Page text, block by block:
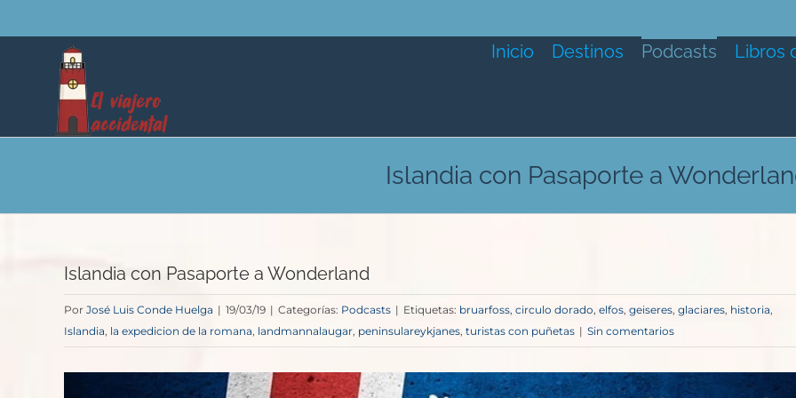
al
contenido
Inicio Destinos Podcasts Libros
Islandia con Pasaporte a
Islandia con Pasaporte a Wonderland
Por José Luis Conde Huelga | 19/03/19 | Categorías: Podcasts | Etiquetas: bruarfoss, circulo dorado, elfos, geiseres, glaciares, historia,
Islandia, la expedicion de la romana, landmannalaugar, peninsulareykjanes, turistas con puñetas | Sin comentarios